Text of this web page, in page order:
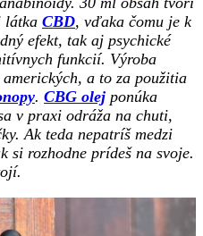
látka CBD, vďaka čomu je k
efekt, tak aj psychické
funkcií. Výroba
a to za použitia
. CBG olej ponúka
v praxi odráža na chuti,
Ak teda nepatríš medzi
si rozhodne prídeš na svoje.